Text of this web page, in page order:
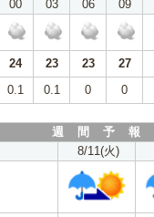
00 03 06 09
24 23 23 27
0.1 0.1 0 0
週 間 予 報
8/11(火)